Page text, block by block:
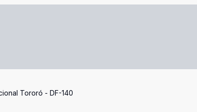
Tororó - DF-140